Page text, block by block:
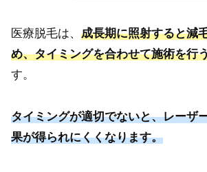
医療脱毛は、 成長期に照射すると減
め、タイミングを合わせて施術を行
す。
タイミングが適切でないと、レーザ
果が得られにくくなります。